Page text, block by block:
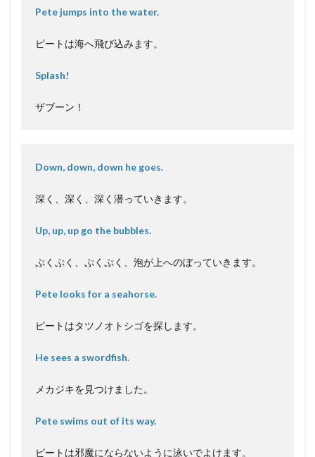
Pete jumps into the water.
ピートは海へ飛び込みます。
Splash!
ザブーン！
Down, down, down he goes.
深く、深く、深く潜っていきます。
Up, up, up go the bubbles.
ぷくぷく、ぷくぷく、泡が上へのぼっていきます。
Pete looks for a seahorse.
ピートはタツノオトシゴを探します。
He sees a swordfish.
メカジキを見つけました。
Pete swims out of its way.
ピートは邪魔にならないように泳いでよけます。